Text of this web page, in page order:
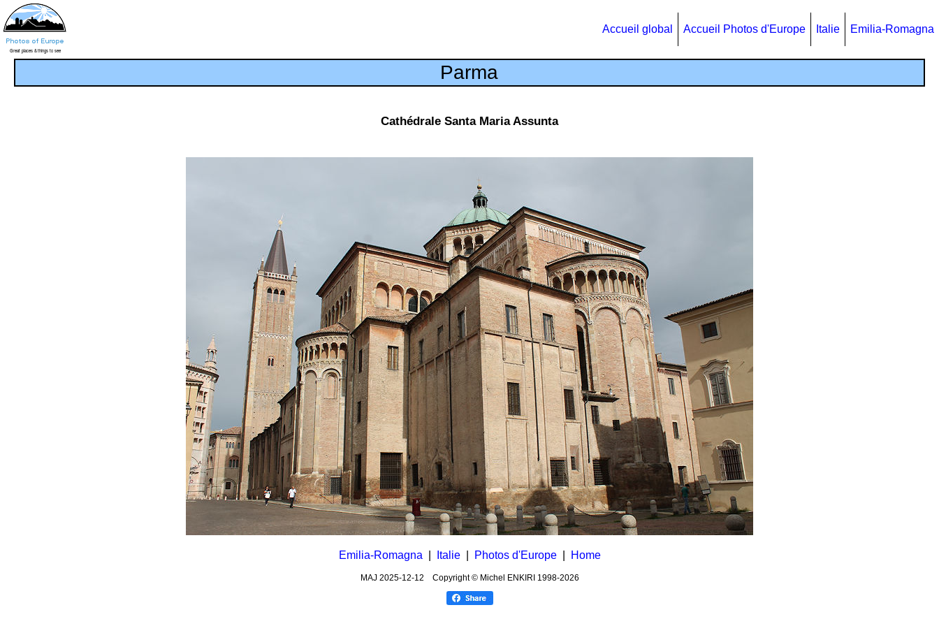
Accueil global Accueil Photos d'Europe Italie Emilia-Romagna
Parma
Cathédrale Santa Maria Assunta
Emilia-Romagna Italie| Photos d'Europe| Home
MAJ 2025-12-12 Copyright © Michel ENKIRI 1998-2026